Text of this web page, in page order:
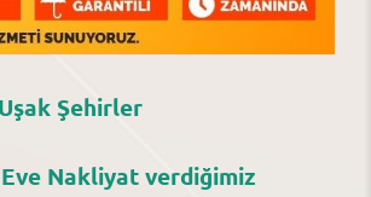
Şehirler
Eve Nakliyat verdiğimiz